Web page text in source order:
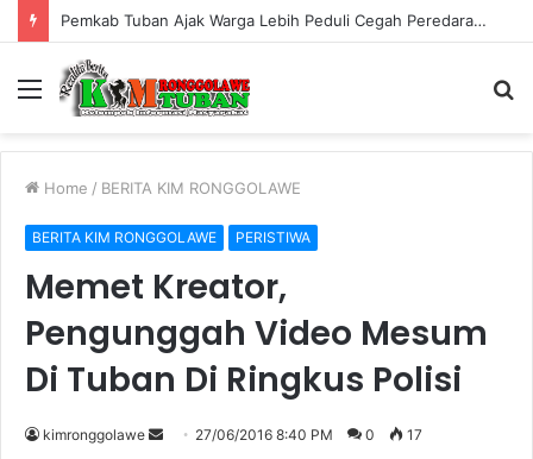
Pemkab Tuban Ajak Warga Lebih Peduli Cegah Peredaran Rokok Ilegal
Menu
Home / BERITA KIM RONGGOLAWE
BERITA KIM RONGGOLAWE PERISTIWA
Memet Kreator,
Pengunggah Video Mesum
Di Tuban Di Ringkus Polisi
kimronggolawe 27/06/2016 8:40 PM 0 17